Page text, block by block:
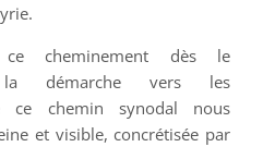
cheminement dès le
la démarche vers les
ce chemin synodal nous
et visible, concrétisée par